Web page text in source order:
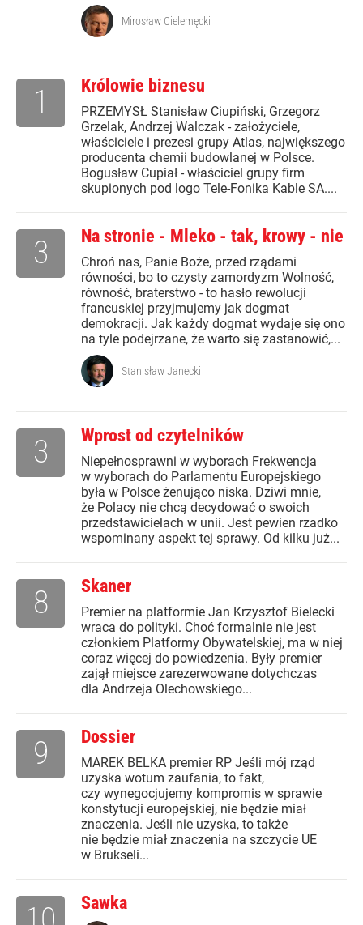
Mirosław Cielemęcki
Królowie biznesu
PRZEMYSŁ Stanisław Ciupiński, Grzegorz
Grzelak, Andrzej Walczak - założyciele,
właściciele i prezesi grupy Atlas, największego
producenta chemii budowlanej w Polsce.
Bogusław Cupiał - właściciel grupy firm
skupionych pod logo Tele-Fonika Kable SA....
1
Na stronie - Mleko - tak, krowy - nie
Chroń nas, Panie Boże, przed rządami
równości, bo to czysty zamordyzm Wolność,
równość, braterstwo - to hasło rewolucji
francuskiej przyjmujemy jak dogmat
demokracji. Jak każdy dogmat wydaje się ono
na tyle podejrzane, że warto się zastanowić,...
3
Stanisław Janecki
Wprost od czytelników
Niepełnosprawni w wyborach Frekwencja
w wyborach do Parlamentu Europejskiego
była w Polsce żenująco niska. Dziwi mnie,
że Polacy nie chcą decydować o swoich
przedstawicielach w unii. Jest pewien rzadko
wspominany aspekt tej sprawy. Od kilku już...
3
Skaner
Premier na platformie Jan Krzysztof Bielecki
wraca do polityki. Choć formalnie nie jest
członkiem Platformy Obywatelskiej, ma w niej
coraz więcej do powiedzenia. Były premier
zajął miejsce zarezerwowane dotychczas
dla Andrzeja Olechowskiego...
8
Dossier
MAREK BELKA premier RP Jeśli mój rząd
uzyska wotum zaufania, to fakt,
czy wynegocjujemy kompromis w sprawie
konstytucji europejskiej, nie będzie miał
znaczenia. Jeśli nie uzyska, to także
nie będzie miał znaczenia na szczycie UE
w Brukseli...
9
Sawka